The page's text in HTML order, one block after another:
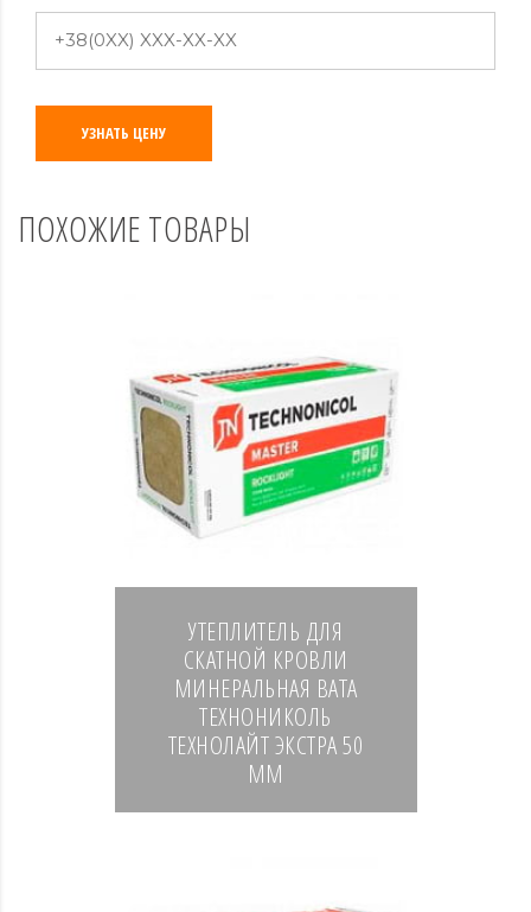
УЗНАТЬ ЦЕНУ
ПОХОЖИЕ ТОВАРЫ
УТЕПЛИТЕЛЬ ДЛЯ
СКАТНОЙ КРОВЛИ
МИНЕРАЛЬНАЯ ВАТА
ТЕХНОНИКОЛЬ
ТЕХНОЛАЙТ ЭКСТРА 50
ММ